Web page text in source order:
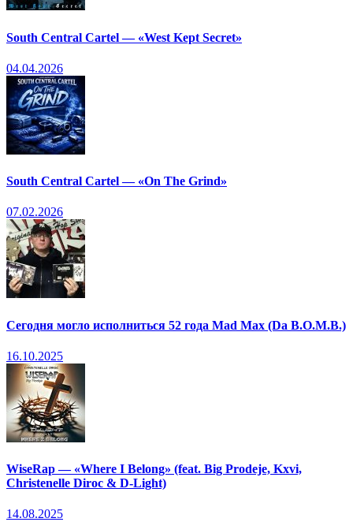
South Central Cartel — «West Kept Secret»
04.04.2026
South Central Cartel — «On The Grind»
07.02.2026
Сегодня могло исполниться 52 года Mad Max (Da B.O.M.B.)
16.10.2025
WiseRap — «Where I Belong» (feat. Big Prodeje, Kxvi,
Christenelle Diroc & D-Light)
14.08.2025